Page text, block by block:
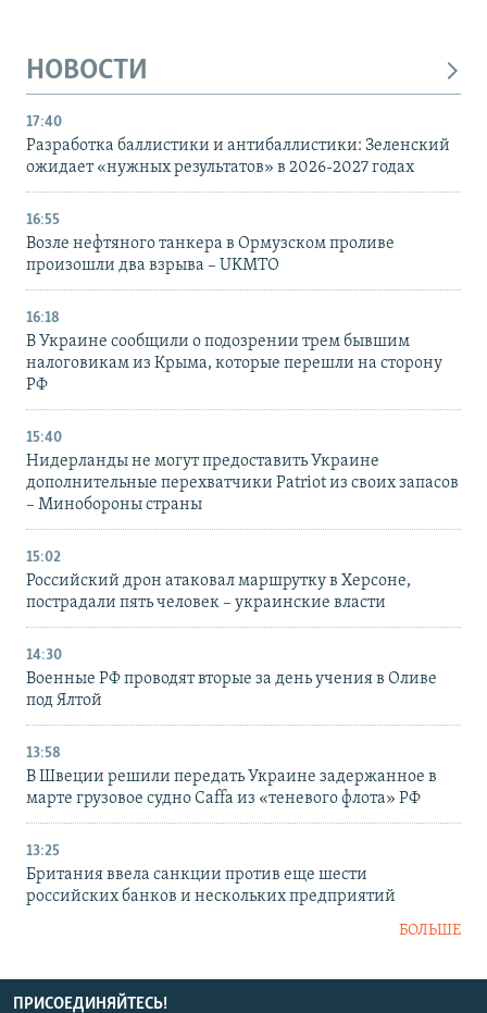
НОВОСТИ
17:40
Разработка баллистики и антибаллистики: Зеленский
ожидает «нужных результатов» в 2026-2027 годах
16:55
Возле нефтяного танкера в Ормузском проливе
произошли два взрыва – UKMTO
16:18
В Украине сообщили о подозрении трем бывшим
налоговикам из Крыма, которые перешли на сторону
РФ
15:40
Нидерланды не могут предоставить Украине
дополнительные перехватчики Patriot из своих запасов
– Минобороны страны
15:02
Российский дрон атаковал маршрутку в Херсоне,
пострадали пять человек – украинские власти
14:30
Военные РФ проводят вторые за день учения в Оливе
под Ялтой
13:58
В Швеции решили передать Украине задержанное в
марте грузовое судно Caffa из «теневого флота» РФ
13:25
Британия ввела санкции против еще шести
российских банков и нескольких предприятий
БОЛЬШЕ
ПРИСОЕДИНЯЙТЕСЬ!